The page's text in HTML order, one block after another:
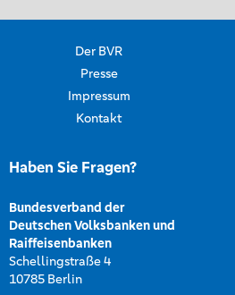
Der BVR
Presse
Impressum
Kontakt
Haben Sie Fragen?
Bundesverband der
Deutschen Volksbanken und
Raiffeisenbanken
Schellingstraße 4
10785 Berlin